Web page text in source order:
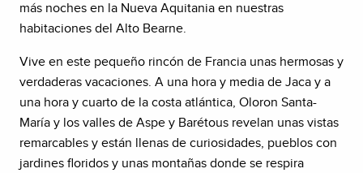
más noches en la Nueva Aquitania en nuestras
habitaciones del Alto Bearne.
Vive en este pequeño rincón de Francia unas hermosas y
verdaderas vacaciones. A una hora y media de Jaca y a
una hora y cuarto de la costa atlántica, Oloron Santa-
María y los valles de Aspe y Barétous revelan unas vistas
remarcables y están llenas de curiosidades, pueblos con
jardines floridos y unas montañas donde se respira